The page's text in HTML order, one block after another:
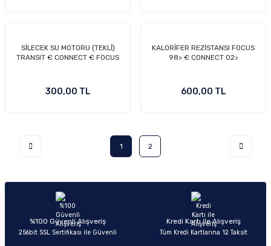
SİLECEK SU MOTORU (TEKLİ)
TRANSIT € CONNECT € FOCUS
300,00 TL
KALORİFER REZİSTANSI FOCUS
98> € CONNECT 02>
600,00 TL
1 2
%100 Güvenli Alışveriş
256bit SSL Sertifikası ile Güvenli
Kredi Kartı ile Alışveriş
Tüm Kredi Kartlarına 12 Taksit